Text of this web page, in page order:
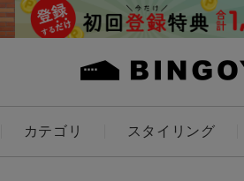
カテゴリ スタイリング